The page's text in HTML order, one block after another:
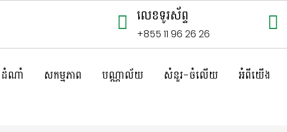
លេខទូរស័ព្ទ
+855 11 96 26 26
ដំណាំ សកម្មភាព បណ្ណាល័យ សំនួរ-ចំលើយ អំពីយើង